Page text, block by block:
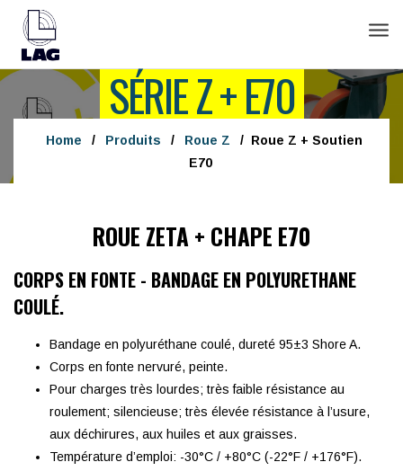
SÉRIE Z + E70
Home / Produits / Roue Z / Roue Z + Soutien
E70
ROUE ZETA + CHAPE E70
CORPS EN FONTE - BANDAGE EN POLYURETHANE
COULÉ.
Bandage en polyuréthane coulé, dureté 95±3 Shore A.
Corps en fonte nervuré, peinte.
Pour charges très lourdes; très faible résistance au
roulement; silencieuse; très élevée résistance à l’usure,
aux déchirures, aux huiles et aux graisses.
Température d’emploi: -30°C / +80°C (-22°F / +176°F).